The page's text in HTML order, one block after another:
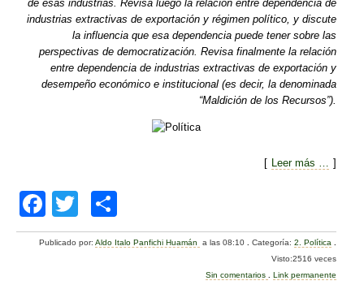
de esas industrias. Revisa luego la relación entre dependencia de
industrias extractivas de exportación y régimen político, y discute
la influencia que esa dependencia puede tener sobre las
perspectivas de democratización. Revisa finalmente la relación
entre dependencia de industrias extractivas de exportación y
desempeño económico e institucional (es decir, la denominada
“Maldición de los Recursos”).
[ Leer más … ]
F
a
wi
tt
o
m
Publicado por:Aldo Italo Panfichi Huamán a las 08:10 .Categoría:2. Política
Visto:2516 veces
Sin comentarios
Link permanente